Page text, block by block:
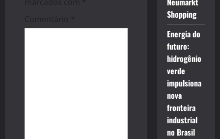
a
t
Comentário *
Shopping
Energia do
futuro:
hidrogênio
verde
impulsiona
nova
fronteira
industrial
no Brasil